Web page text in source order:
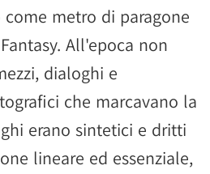
metro di paragone
All'epoca non
dialoghi e
che marcavano la
erano sintetici e dritti
lineare ed essenziale,